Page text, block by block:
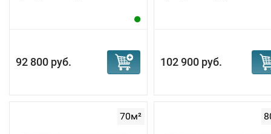
92 800 руб. 102 900 руб.
70м²